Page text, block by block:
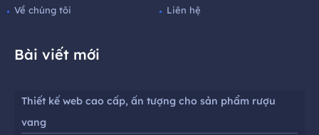
Về chúng tôi
Liên hệ
Bài viết mới
Thiết kế web cao cấp, ấn tượng cho sản phẩm rượu
vang